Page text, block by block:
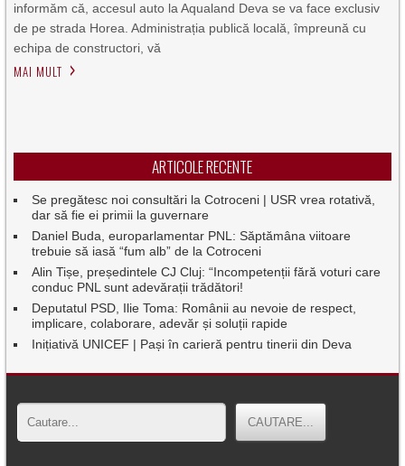
informăm că, accesul auto la Aqualand Deva se va face exclusiv
de pe strada Horea. Administrația publică locală, împreună cu
echipa de constructori, vă
MAI MULT
ARTICOLE RECENTE
Se pregătesc noi consultări la Cotroceni | USR vrea rotativă,
dar să fie ei primii la guvernare
Daniel Buda, europarlamentar PNL: Săptămâna viitoare
trebuie să iasă “fum alb” de la Cotroceni
Alin Tișe, președintele CJ Cluj: “Incompetenții fără voturi care
conduc PNL sunt adevărații trădători!
Deputatul PSD, Ilie Toma: Românii au nevoie de respect,
implicare, colaborare, adevăr și soluții rapide
Inițiativă UNICEF | Pași în carieră pentru tinerii din Deva